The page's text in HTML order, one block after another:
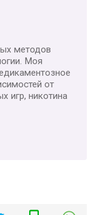
методов
Моя
от
игр, никотина